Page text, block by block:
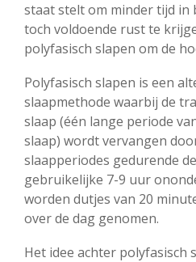
staat stelt om minder tijd in
toch voldoende rust te
polyfasisch slapen om de
Polyfasisch slapen is een
slaapmethode waarbij de
slaap (één lange periode
slaap) wordt vervangen
slaapperiodes gedurende
gebruikelijke 7-9 uur
worden dutjes van 20
over de dag genomen.
Het idee achter polyfasisch